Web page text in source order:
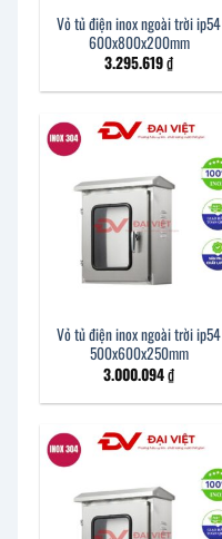
Vỏ tủ điện inox ngoài trời ip54
600x800x200mm
3.295.619₫
Vỏ tủ điện inox ngoài trời ip54
500x600x250mm
3.000.094₫